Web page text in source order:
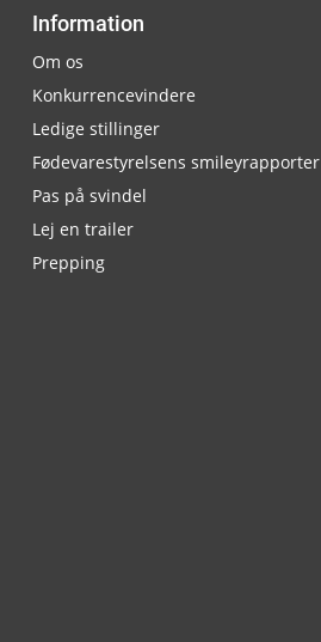
Information
Om os
Konkurrencevindere
Ledige stillinger
Fødevarestyrelsens smileyrapporter
Pas på svindel
Lej en trailer
Prepping